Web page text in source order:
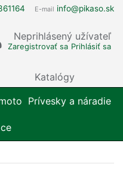
E-mail info@pikaso.sk
Neprihlásený užívateľ
Zaregistrovať sa Prihlásiť sa
Katalógy
Prívesky a náradie